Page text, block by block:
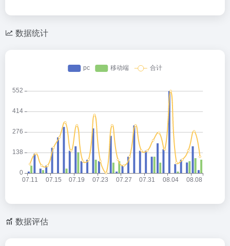
数据统计
数据评估